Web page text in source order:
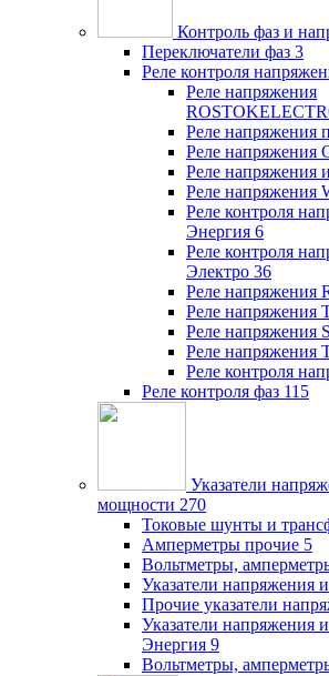
Контроль фаз и
Переключатели фаз 3
Реле контроля
Реле напряжения
Реле напряжения
Реле напряжения
Реле напряжения
Реле напряжения
Реле контроля
Энергия 6
Реле контроля
Электро 36
Реле напряжения
Реле напряжения
Реле напряжения
Реле напряжения
Реле контроля
Реле контроля фаз 115
Указатели
мощности 270
Токовые шунты и
Амперметры прочие 5
Вольтметры,
Указатели напряжения
Прочие указатели
Указатели напряжения
Энергия 9
Вольтметры,